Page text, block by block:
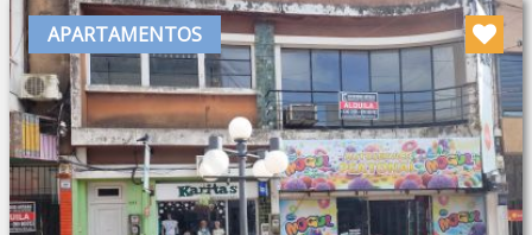
APARTAMENTOS